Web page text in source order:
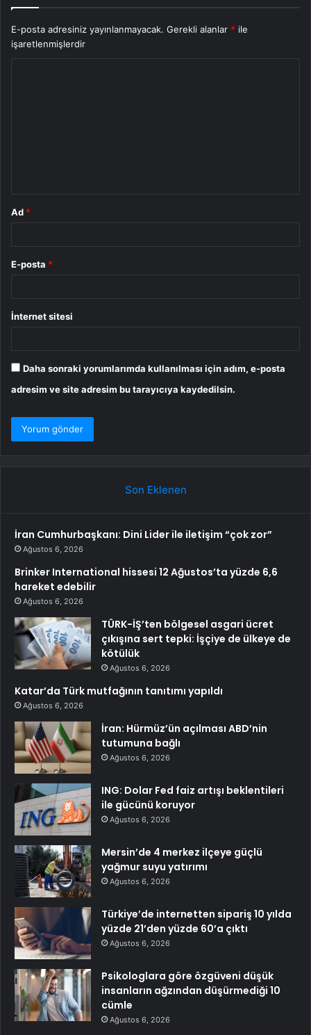
E-posta adresiniz yayınlanmayacak. Gerekli alanlar * ile
işaretlenmişlerdir
Ad *
E-posta *
İnternet sitesi
Daha sonraki yorumlarımda kullanılması için adım, e-posta
adresim ve site adresim bu tarayıcıya kaydedilsin.
Son Eklenen
İran Cumhurbaşkanı: Dini Lider ile iletişim “çok zor”
Ağustos 6, 2026
Brinker International hissesi 12 Ağustos’ta yüzde 6,6
hareket edebilir
Ağustos 6, 2026
TÜRK-İŞ’ten bölgesel asgari ücret
çıkışına sert tepki: İşçiye de ülkeye de
kötülük
Ağustos 6, 2026
Katar’da Türk mutfağının tanıtımı yapıldı
Ağustos 6, 2026
İran: Hürmüz’ün açılması ABD’nin
tutumuna bağlı
Ağustos 6, 2026
ING: Dolar Fed faiz artışı beklentileri
ile gücünü koruyor
Ağustos 6, 2026
Mersin’de 4 merkez ilçeye güçlü
yağmur suyu yatırımı
Ağustos 6, 2026
Türkiye’de internetten sipariş 10 yılda
yüzde 21’den yüzde 60’a çıktı
Ağustos 6, 2026
Psikologlara göre özgüveni düşük
insanların ağzından düşürmediği 10
cümle
Ağustos 6, 2026